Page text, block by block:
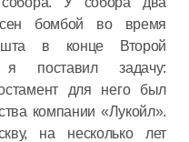
бомбой во время
в конце Второй
поставил задачу:
для него был
компании «Лукойл».
на несколько лет